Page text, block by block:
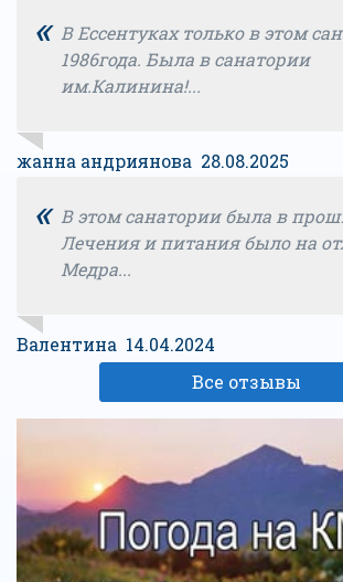
« В Ессентуках только в этом
1986года. Была в санатории
им.Калинина!...
жанна андриянова 28.08.2025
« В этом санатории была в
Лечения и питания было на
Медра...
Валентина 14.04.2024
Все отзывы